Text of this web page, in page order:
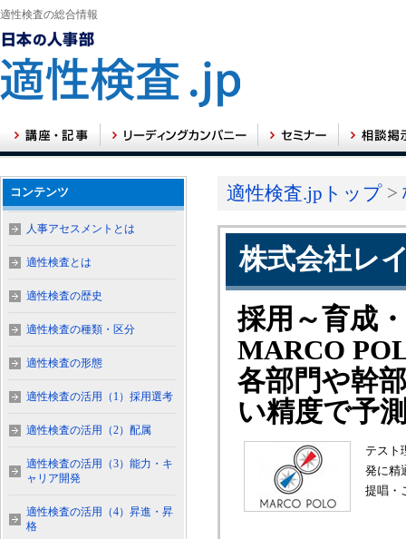
適性検査の総合情報
適性検査.jpトップ >
株式会社レ
採用～育成
MARCO
各部門や幹
い精度で予
テスト
発に精
提唱・
コンテンツ
人事アセスメントとは
適性検査とは
適性検査の歴史
適性検査の種類・区分
適性検査の形態
適性検査の活用（1）採用選考
適性検査の活用（2）配属
適性検査の活用（3）能力・キ
ャリア開発
適性検査の活用（4）昇進・昇
格